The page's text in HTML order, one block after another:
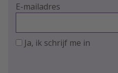
E-mailadres
Ja, ik schrijf me in